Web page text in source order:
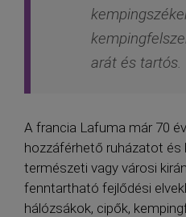
arát és tartós.
A francia Lafuma már 70
hozzáférhető ruházatot és
természeti vagy városi
fenntartható fejlődési
hálózsákok, cipők,